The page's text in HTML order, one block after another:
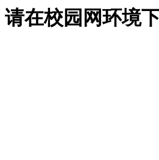
请在校园网环境